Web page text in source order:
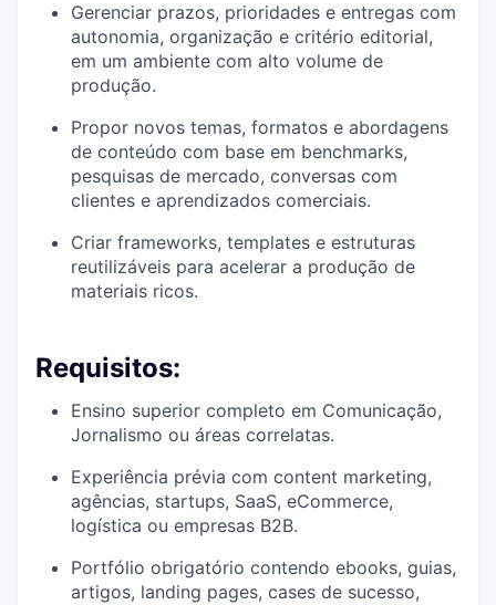
Gerenciar prazos, prioridades e entregas com
autonomia, organização e critério editorial,
em um ambiente com alto volume de
produção.
Propor novos temas, formatos e abordagens
de conteúdo com base em benchmarks,
pesquisas de mercado, conversas com
clientes e aprendizados comerciais.
Criar frameworks, templates e estruturas
reutilizáveis para acelerar a produção de
materiais ricos.
Requisitos:
Ensino superior completo em Comunicação,
Jornalismo ou áreas correlatas.
Experiência prévia com content marketing,
agências, startups, SaaS, eCommerce,
logística ou empresas B2B.
Portfólio obrigatório contendo ebooks, guias,
artigos, landing pages, cases de sucesso,